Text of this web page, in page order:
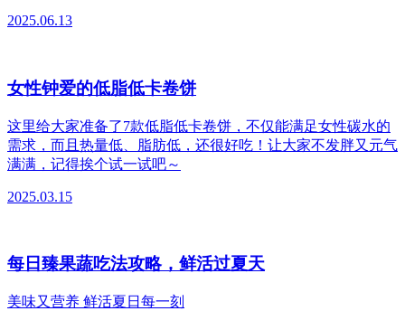
2025.06.13
女性钟爱的低脂低卡卷饼
这里给大家准备了7款低脂低卡卷饼，不仅能满足女性碳水的
需求，而且热量低、脂肪低，还很好吃！让大家不发胖又元气
满满，记得挨个试一试吧～
2025.03.15
每日臻果蔬吃法攻略，鲜活过夏天
美味又营养 鲜活夏日每一刻